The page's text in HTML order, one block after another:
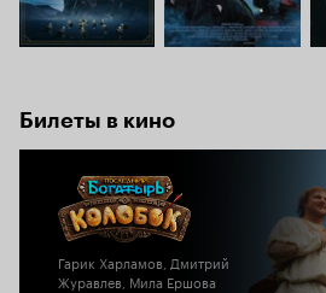
Билеты в кино
Гарик Харламов, Дмитрий
Журавлев, Мила Ершова